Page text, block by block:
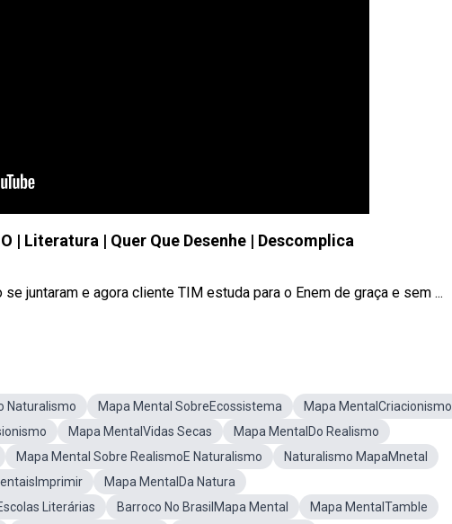
| Literatura | Quer Que Desenhe | Descomplica
se juntaram e agora cliente TIM estuda para o Enem de graça e sem ...
Naturalismo Mapa Mental SobreEcossistema
Mapa MentalCriacionismo
Mapa MentalVidas Secas
Mapa MentalDo Realismo
Mapa Mental Sobre RealismoE Naturalismo
Naturalismo MapaMnetal
Mapa MentalDa Natura
Literárias Barroco No BrasilMapa Mental
Mapa MentalTamble